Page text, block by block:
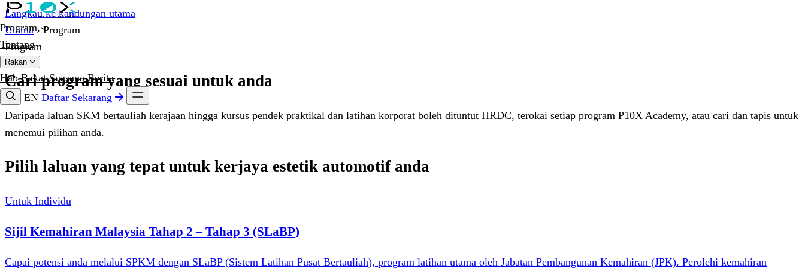
Langkau ke kandungan utama
Program
Tentang
Rakan
Hab BakatSuasanaBerita
EN Daftar Sekarang
Utama › Program
Program
Cari program yang sesuai untuk anda
Daripada laluan SKM bertauliah kerajaan hingga kursus pendek praktikal dan latihan korporat boleh dituntut HRDC, terokai setiap program P10X Academy, atau cari dan tapis untuk
menemui pilihan anda.
Pilih laluan yang tepat untuk kerjaya estetik automotif anda
Untuk Individu
Sijil Kemahiran Malaysia Tahap 2 – Tahap 3 (SLaBP)
Capai potensi anda melalui SPKM dengan SLaBP (Sistem Latihan Pusat Bertauliah), program latihan utama oleh Jabatan Pembangunan Kemahiran (JPK). Perolehi kemahiran